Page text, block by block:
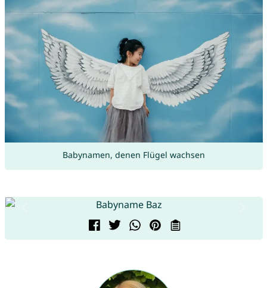
Babynamen, denen Flügel wachsen